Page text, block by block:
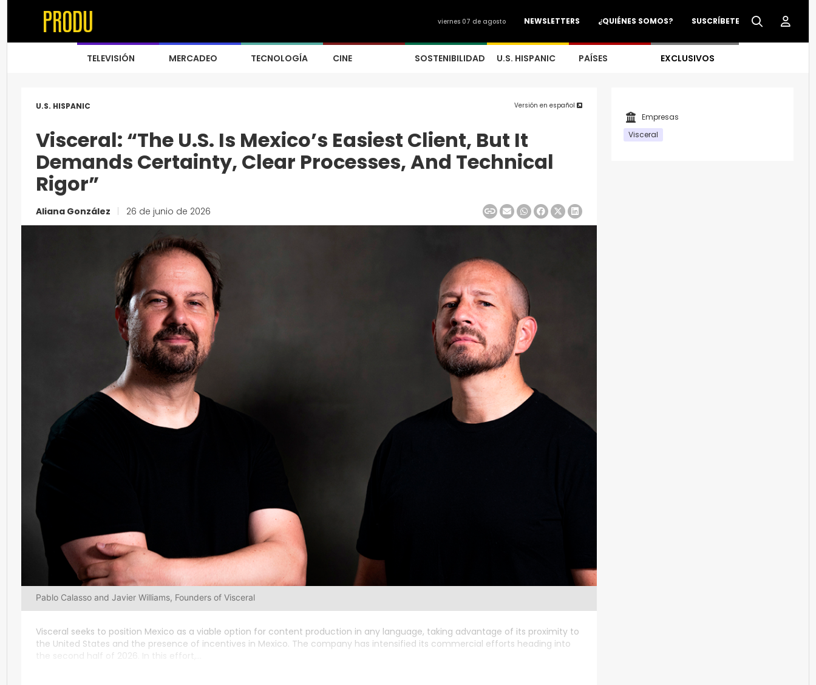
SUSCRÍBETE
¿QUIÉNES SOMOS?
NEWSLETTERS
viernes 07 de agosto
TELEVISIÓN MERCADEO TECNOLOGÍA CINE SOSTENIBILIDAD U.S. HISPANIC PAÍSES EXCLUSIVOS
U.S. HISPANIC Versión en español
Visceral: “The U.S. Is Mexico’s Easiest Client, But It
Demands Certainty, Clear Processes, And Technical
Rigor”
Aliana González 26 de junio de 2026
Pablo Calasso and Javier Williams, Founders of Visceral
Visceral seeks to position Mexico as a viable option for content production in any language, taking advantage of its proximity to
the United States and the presence of incentives in Mexico. The company has intensified its commercial efforts heading into
the second half of 2026. In this effort,...
Empresas
Visceral